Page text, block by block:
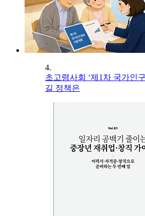
4.
초고령사회 ‘제1차 국가인
길 정책은